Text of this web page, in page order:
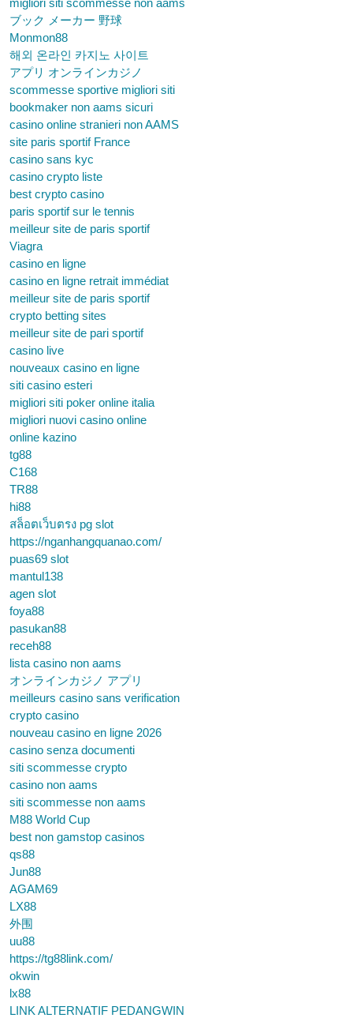
migliori siti scommesse non aams
ブック メーカー 野球
Monmon88
해외 온라인 카지노 사이트
アプリ オンラインカジノ
scommesse sportive migliori siti
bookmaker non aams sicuri
casino online stranieri non AAMS
site paris sportif France
casino sans kyc
casino crypto liste
best crypto casino
paris sportif sur le tennis
meilleur site de paris sportif
Viagra
casino en ligne
casino en ligne retrait immédiat
meilleur site de paris sportif
crypto betting sites
meilleur site de pari sportif
casino live
nouveaux casino en ligne
siti casino esteri
migliori siti poker online italia
migliori nuovi casino online
online kazino
tg88
C168
TR88
hi88
สล็อตเว็บตรง pg slot
https://nganhangquanao.com/
puas69 slot
mantul138
agen slot
foya88
pasukan88
receh88
lista casino non aams
オンラインカジノ アプリ
meilleurs casino sans verification
crypto casino
nouveau casino en ligne 2026
casino senza documenti
siti scommesse crypto
casino non aams
siti scommesse non aams
M88 World Cup
best non gamstop casinos
qs88
Jun88
AGAM69
LX88
外围
uu88
https://tg88link.com/
okwin
lx88
LINK ALTERNATIF PEDANGWIN